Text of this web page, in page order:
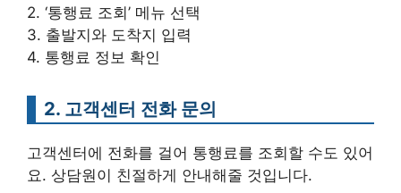
2. ‘통행료 조회’ 메뉴 선택
3. 출발지와 도착지 입력
4. 통행료 정보 확인
2. 고객센터 전화 문의
고객센터에 전화를 걸어 통행료를 조회할 수도 있어
요. 상담원이 친절하게 안내해줄 것입니다.